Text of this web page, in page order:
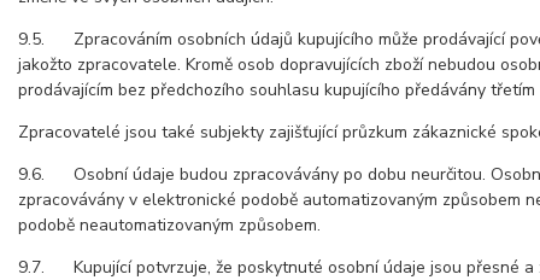
9.5. Zpracováním osobních údajů kupujícího může prodávající
jakožto zpracovatele. Kromě osob dopravujících zboží nebudou
prodávajícím bez předchozího souhlasu kupujícího předávány třetím
Zpracovatelé jsou také subjekty zajišťující průzkum zákaznické
9.6. Osobní údaje budou zpracovávány po dobu neurčitou.
zpracovávány v elektronické podobě automatizovaným způsobem
podobě neautomatizovaným způsobem.
9.7. Kupující potvrzuje, že poskytnuté osobní údaje jsou přesné a